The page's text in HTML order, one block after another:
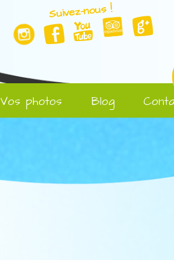
Suivez-nous !
Vos photos Blog